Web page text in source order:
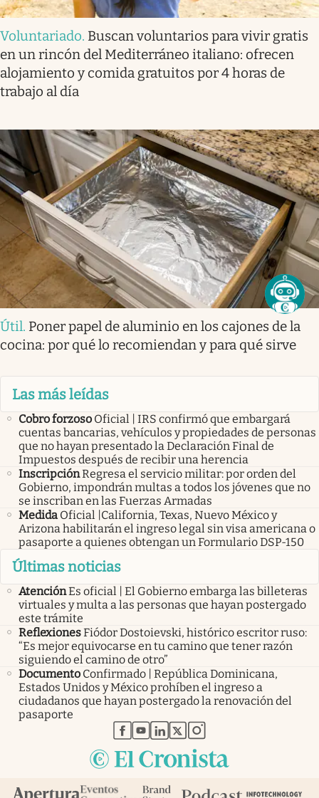
Voluntariado. Buscan voluntarios para vivir gratis
en un rincón del Mediterráneo italiano: ofrecen
alojamiento y comida gratuitos por 4 horas de
trabajo al día
Útil. Poner papel de aluminio en los cajones de la
cocina: por qué lo recomiendan y para qué sirve
Las más leídas
Cobro forzoso Oficial | IRS confirmó que embargará
cuentas bancarias, vehículos y propiedades de personas
que no hayan presentado la Declaración Final de
Impuestos después de recibir una herencia
InscripciónRegresa el servicio militar: por orden del
Gobierno, impondrán multas a todos los jóvenes que no
se inscriban en las Fuerzas Armadas
Medida Oficial |California, Texas, Nuevo México y
Arizona habilitarán el ingreso legal sin visa americana o
pasaporte a quienes obtengan un Formulario DSP-150
Últimas noticias
AtenciónEs oficial | El Gobierno embarga las billeteras
virtuales y multa a las personas que hayan postergado
este trámite
ReflexionesFiódor Dostoievski, histórico escritor ruso:
“Es mejor equivocarse en tu camino que tener razón
siguiendo el camino de otro”
Documento Confirmado | República Dominicana,
Estados Unidos y México prohíben el ingreso a
ciudadanos que hayan postergado la renovación del
pasaporte
abre en nueva pestaña
abre en nueva pestaña
abre en nueva pestaña
abre en nueva pestaña
abre en nueva pestaña